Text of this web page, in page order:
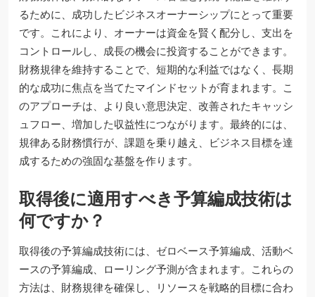
るために、成功したビジネスオーナーシップにとって重要
です。これにより、オーナーは資金を賢く配分し、支出を
コントロールし、成長の機会に投資することができます。
財務規律を維持することで、短期的な利益ではなく、長期
的な成功に焦点を当てたマインドセットが育まれます。こ
のアプローチは、より良い意思決定、改善されたキャッシ
ュフロー、増加した収益性につながります。最終的には、
規律ある財務慣行が、課題を乗り越え、ビジネス目標を達
成するための強固な基盤を作ります。
取得後に適用すべき予算編成技術は
何ですか？
取得後の予算編成技術には、ゼロベース予算編成、活動ベ
ースの予算編成、ローリング予測が含まれます。これらの
方法は、財務規律を確保し、リソースを戦略的目標に合わ